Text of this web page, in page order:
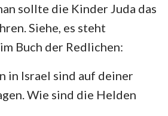
sollte die Kinder Juda das
Siehe, es steht
Buch der Redlichen:
in Israel sind auf deiner
Wie sind die Helden